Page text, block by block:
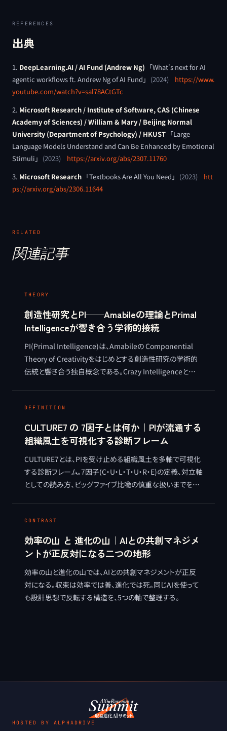
REFERENCES
出典
DeepLearning.AI / AI Fund (Andrew Ng) 「What's next for AI
agentic workflows ft. Andrew Ng of AI Fund 」 (2024)
https://www.
youtube.com/watch?v=sal78ACtGTc
Microsoft Research / Institute of Software, CAS (Chinese
Academy of Sciences) / William & Mary / Beijing Normal
University (Department of Psychology) / HKUST 「Large
Language Models Understand and Can Be Enhanced by Emotional
Stimuli 」 (2023)
https://arxiv.org/abs/2307.11760
Microsoft Research 「Textbooks Are All You Need 」 (2023)
htt
ps://arxiv.org/abs/2306.11644
RELATED
関連記事
THEORY
創造性研究とPI──Amabileの理論とPrimal
Intelligenceが響き合う学術的接続
PI(Primal Intelligence)は、Amabileの Componential
Theory of Creativityをはじめとする創造性研究の学術的
伝統と響き合う独自概念である。Crazy Intelligenceと
DEFINITION
CULTURE7 の 7因子とは何か｜PIが流通する
組織風土を可視化する診断フレーム
CULTURE7とは、PIを受け止める組織風土を多軸で可視化
する診断フレーム。7因子(C・U・L・T・U・R・E)の定義、対立軸
としての読み方、ビッグファイブ比喩の慎重な扱いまでを整
CONTRAST
効率の山 と 進化の山｜AIとの共創マネジメ
ントが正反対になる二つの地形
効率の山と進化の山では、AIとの共創マネジメントが正反
対になる。収束は効率では善、進化では死。同じAIを使って
も設計思想で反転する構造を、5つの軸で整理する。
HOSTED BY ALPHADRIVE